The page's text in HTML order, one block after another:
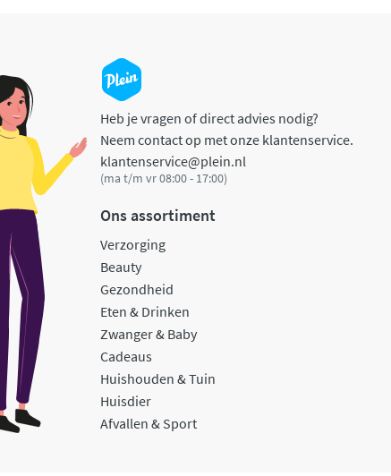
Heb je vragen of direct advies nodig?
Neem contact op met onze klantenservice.
klantenservice@plein.nl
(ma t/m vr 08:00 - 17:00)
Ons assortiment
Verzorging
Beauty
Gezondheid
Eten & Drinken
Zwanger & Baby
Cadeaus
Huishouden & Tuin
Huisdier
Afvallen & Sport